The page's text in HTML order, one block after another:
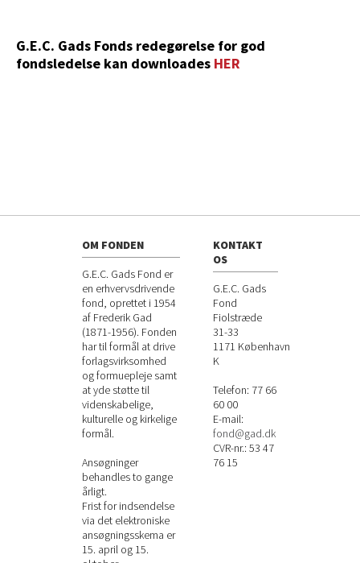
G.E.C. Gads Fonds redegørelse for god
fondsledelse kan downloades HER
OM FONDEN
G.E.C. Gads Fond er
en erhvervsdrivende
fond, oprettet i 1954
af Frederik Gad
(1871-1956). Fonden
har til formål at drive
forlagsvirksomhed
og formuepleje samt
at yde støtte til
videnskabelige,
kulturelle og kirkelige
formål.
Ansøgninger
behandles to gange
årligt.
Frist for indsendelse
via det elektroniske
ansøgningsskema er
15. april og 15.
KONTAKT
OS
G.E.C. Gads
Fond
Fiolstræde
31-33
1171 København
K
Telefon: 77 66
60 00
E-mail:
fond@gad.dk
CVR-nr.: 53 47
76 15